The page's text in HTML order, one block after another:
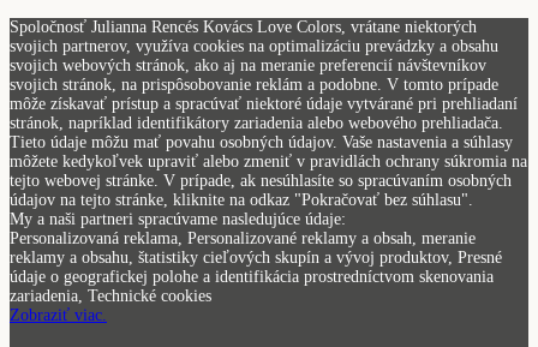
Spoločnosť Julianna Rencés Kovács Love Colors, vrátane niektorých
svojich partnerov, využíva cookies na optimalizáciu prevádzky a obsahu
svojich webových stránok, ako aj na meranie preferencií návštevníkov
svojich stránok, na prispôsobovanie reklám a podobne. V tomto prípade
môže získavať prístup a spracúvať niektoré údaje vytvárané pri prehliadaní
stránok, napríklad identifikátory zariadenia alebo webového prehliadača.
Tieto údaje môžu mať povahu osobných údajov. Vaše nastavenia a súhlasy
môžete kedykoľvek upraviť alebo zmeniť v pravidlách ochrany súkromia na
tejto webovej stránke. V prípade, ak nesúhlasíte so spracúvaním osobných
údajov na tejto stránke, kliknite na odkaz "Pokračovať bez súhlasu".
My a naši partneri spracúvame nasledujúce údaje:
Personalizovaná reklama, Personalizované reklamy a obsah, meranie
reklamy a obsahu, štatistiky cieľových skupín a vývoj produktov, Presné
údaje o geografickej polohe a identifikácia prostredníctvom skenovania
zariadenia, Technické cookies
Zobraziť viac.